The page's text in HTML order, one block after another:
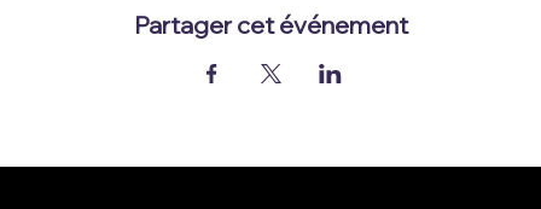
Partager cet événement